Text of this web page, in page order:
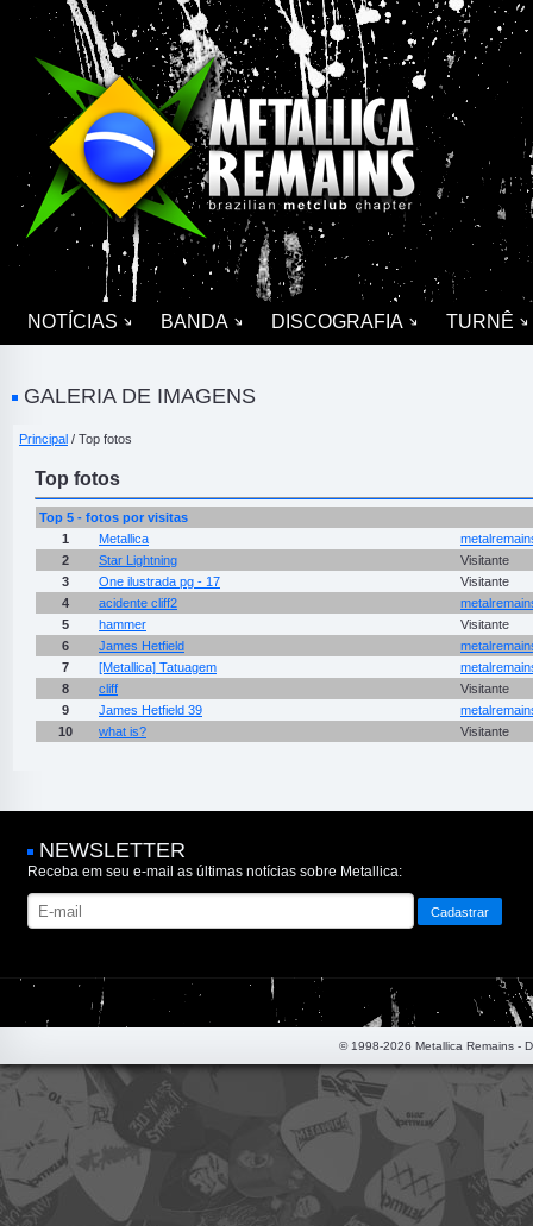
NOTÍCIAS BANDA DISCOGRAFIA TURNÊ
GALERIA DE IMAGENS
Principal / Top fotos
Top fotos
Top 5 - fotos por visitas
1
Metallica
2
Star Lightning
Visitante
3
One ilustrada pg - 17
Visitante
4
acidente cliff2
5
hammer
Visitante
6
James Hetfield
7
[Metallica] Tatuagem
8
cliff
Visitante
9
James Hetfield 39
10
what is? Visitante
NEWSLETTER
Receba em seu e-mail as últimas notícias sobre Metallica:
© 1998-2026 Metallica Remains -